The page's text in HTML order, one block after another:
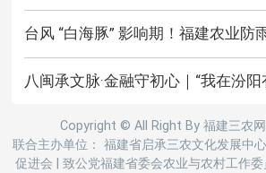
台风 “白海豚” 影响期！福建农业防
八闽承文脉·金融守初心｜“我在汾阳
Copyright © All Right By 福建三农网
联合主办单位： 福建省启承三农文化发展中心
促进会
致公党福建省委会农业与农村工作委